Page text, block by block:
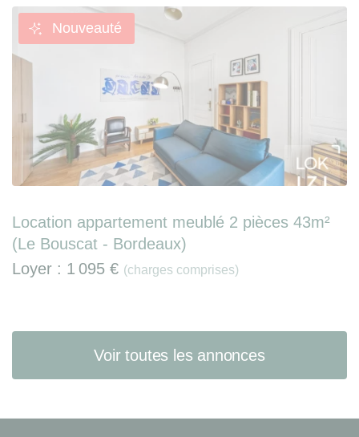
Nouveauté
Location appartement meublé 2 pièces 43m²
(Le Bouscat - Bordeaux)
Loyer : 1 095 € (charges comprises)
Voir toutes les annonces